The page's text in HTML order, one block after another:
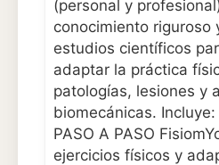
(personal y
conocimiento riguroso
estudios científicos
adaptar la práctica
patologías, lesiones y
biomecánicas. Incluye:
PASO A PASO
ejercicios físicos y